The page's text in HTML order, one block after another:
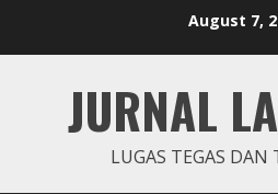
August 7,
JURNAL
LUGAS TEGAS DAN